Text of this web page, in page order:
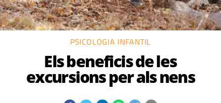
PSICOLOGIA INFANTIL
Els beneficis de les
excursions per als nens